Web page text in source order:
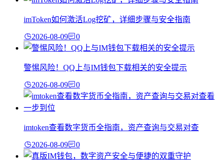
imToken如何激活Log挖矿，详细步骤与安全指南
2026-08-09 0
警惕风险！QQ上与IM钱包下载相关的安全提示
2026-08-09 0
imtoken查看数字货币全指南，资产查询与交易对查
2026-08-09 0